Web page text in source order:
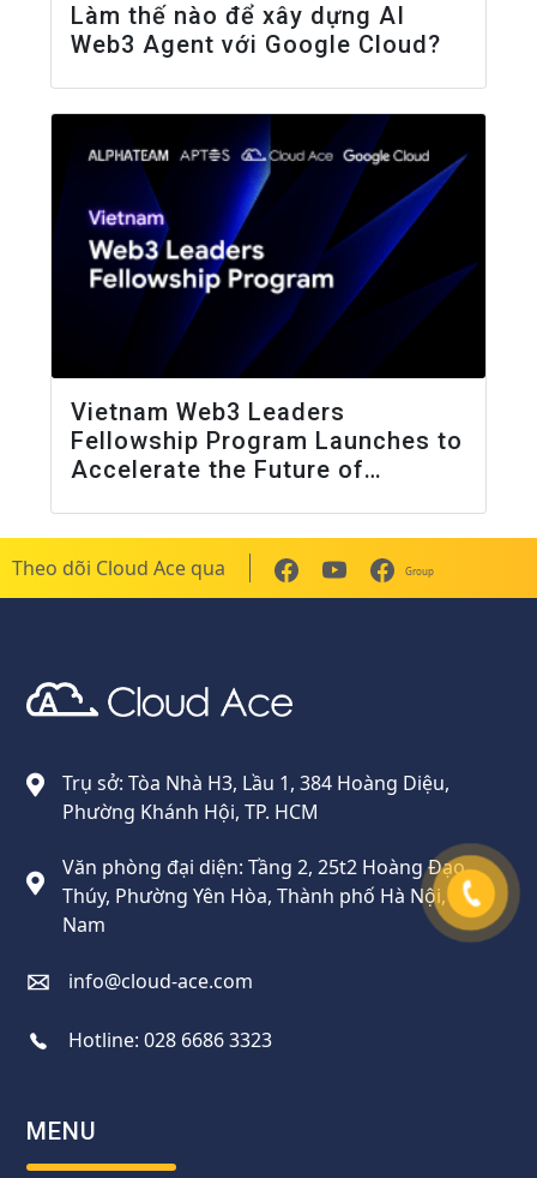
Làm thế nào để xây dựng AI
Web3 Agent với Google Cloud?
Vietnam Web3 Leaders
Fellowship Program Launches to
Accelerate the Future of
Theo dõi Cloud Ace qua Group
Trụ sở: Tòa Nhà H3, Lầu 1, 384 Hoàng Diệu,
Phường Khánh Hội, TP. HCM
Văn phòng đại diện: Tầng 2, 25t2 Hoàng Đạo
Thúy, Phường Yên Hòa, Thành phố Hà Nội, Việt
Nam
info@cloud-ace.com
Hotline:028 6686 3323
MENU